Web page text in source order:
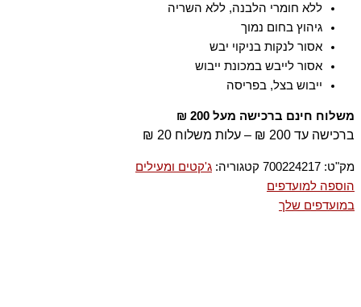
ללא חומרי הלבנה, ללא השריה
גיהוץ בחום נמוך
אסור לנקות בניקוי יבש
אסור לייבש במכונת ייבוש
ייבוש בצל, בפריסה
משלוח חינם ברכישה מעל 200 ₪
ברכישה עד 200 ₪ – עלות משלוח 20 ₪
מק"ט: 700224217 קטגוריה: ג'קטים ומעילים
הוספה למועדפים
במועדפים שלך